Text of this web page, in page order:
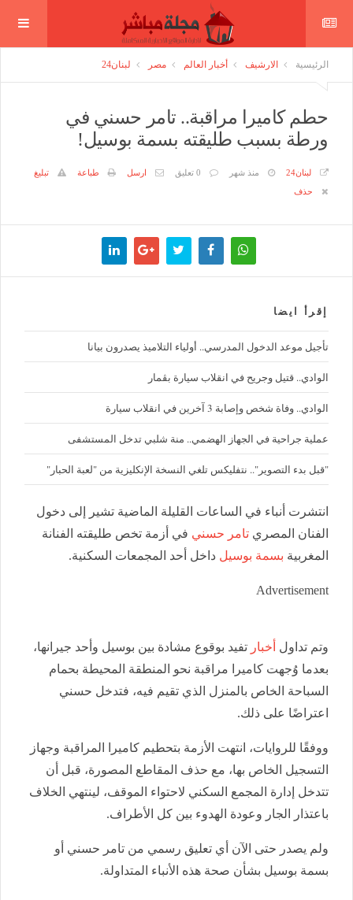
الرئيسية الارشيف أخبار العالم مصر لبنان24
حطم كاميرا مراقبة.. تامر حسني في
ورطة بسبب طليقته بسمة بوسيل!
لبنان24 منذ شهر 0 تعليق ارسل طباعة
تبليغ
حذف
إقرأ ايضا
تأجيل موعد الدخول المدرسي.. أولياء التلاميذ يصدرون بيانا
الوادي.. قتيل وجريح في انقلاب سيارة بڨمار
الوادي.. وفاة شخص وإصابة 3 آخرين في انقلاب سيارة
عملية جراحية في الجهاز الهضمي.. منة شلبي تدخل المستشفى
"قبل بدء التصوير".. نتفليكس تلغي النسخة الإنكليزية من "لعبة الحبار"
انتشرت أنباء في الساعات القليلة الماضية تشير إلى دخول
الفنان المصري تامر حسني في أزمة تخص طليقته الفنانة
المغربية بسمة بوسيل داخل أحد المجمعات السكنية.
Advertisement
وتم تداول أخبار تفيد بوقوع مشادة بين بوسيل وأحد جيرانها،
بعدما وُجهت كاميرا مراقبة نحو المنطقة المحيطة بحمام
السباحة الخاص بالمنزل الذي تقيم فيه، فتدخل حسني
اعتراضًا على ذلك.
ووفقًا للروايات، انتهت الأزمة بتحطيم كاميرا المراقبة وجهاز
التسجيل الخاص بها، مع حذف المقاطع المصورة، قبل أن
تتدخل إدارة المجمع السكني لاحتواء الموقف، لينتهي الخلاف
باعتذار الجار وعودة الهدوء بين كل الأطراف.
ولم يصدر حتى الآن أي تعليق رسمي من تامر حسني أو
بسمة بوسيل بشأن صحة هذه الأنباء المتداولة.